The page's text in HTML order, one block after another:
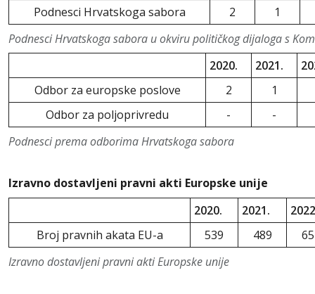
Podnesci Hrvatskoga sabora u okviru političkog dijaloga s
Podnesci Hrvatskoga sabora
2 1
Podnesci prema odborima Hrvatskoga sabora
2020. 2021.
Odbor za europske poslove
2
1
Odbor za poljoprivredu
- -
Izravno dostavljeni pravni akti Europske unije
Izravno dostavljeni pravni akti Europske unije
2020. 2021.
Broj pravnih akata EU-a
539 489